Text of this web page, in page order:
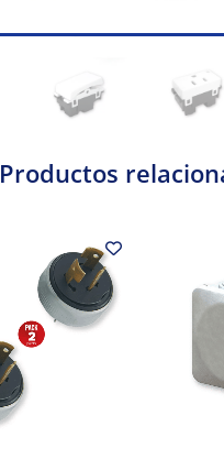
Productos